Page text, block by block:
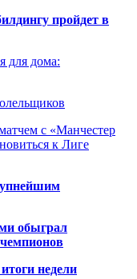
пройдет в
для дома:
с «Манчестер
к Лиге
обыграл
недели